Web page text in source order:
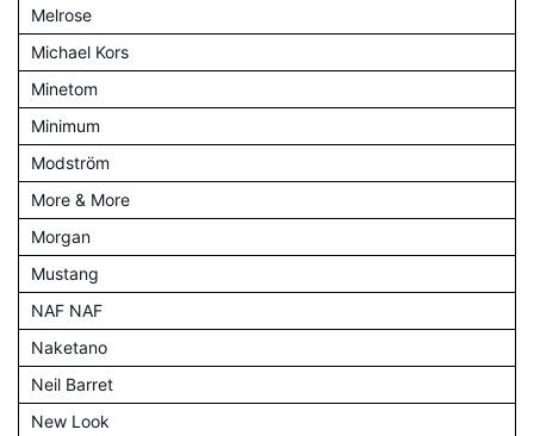
Melrose
Michael Kors
Minetom
Minimum
Modström
More & More
Morgan
Mustang
NAF NAF
Naketano
Neil Barret
New Look